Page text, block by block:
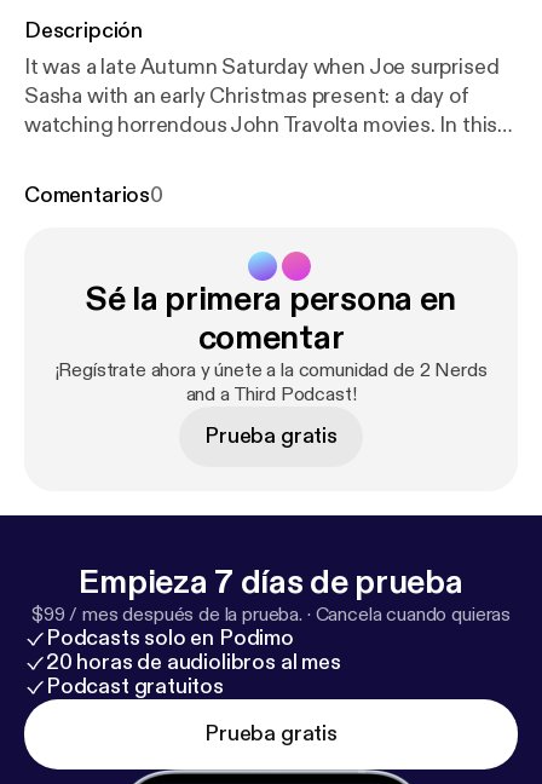
Descripción
It was a late Autumn Saturday when Joe surprised
Sasha with an early Christmas present: a day of
watching horrendous John Travolta movies. In this
critique what they've dubbed "The Travolta
Comentarios0
Sé la primera persona en
comentar
¡Regístrate ahora y únete a la comunidad de 2 Nerds
and a Third Podcast!
Prueba gratis
Empieza 7 días de prueba
$99 / mes después de la prueba. · Cancela cuando quieras
Podcasts solo en Podimo
20 horas de audiolibros al mes
Podcast gratuitos
Prueba gratis